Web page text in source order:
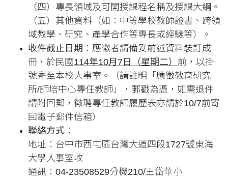
（四）專長領域及可開授課程名稱及授課大綱。
（五）其他資料（如：中等學校教師證書、跨領
域教學、研究、產學合作等專長或經驗等）。
收件截止日期 ：應徵者請備妥前述資料裝訂成
冊，於民國114年10月 7 日（星期二） 前，以掛
號寄至本校人事室。（請註明「應徵教育研究
所/師培中心專任教師」，郵戳為憑，如需退件
請附回郵，徵聘專任教師履歷表亦請於10/7前寄
回電子郵件信箱）
聯絡方式 ：
地址：台中市西屯區台灣大道四段1727號東海
大學人事室收
通訊：04-23508529分機210/王岱苹小